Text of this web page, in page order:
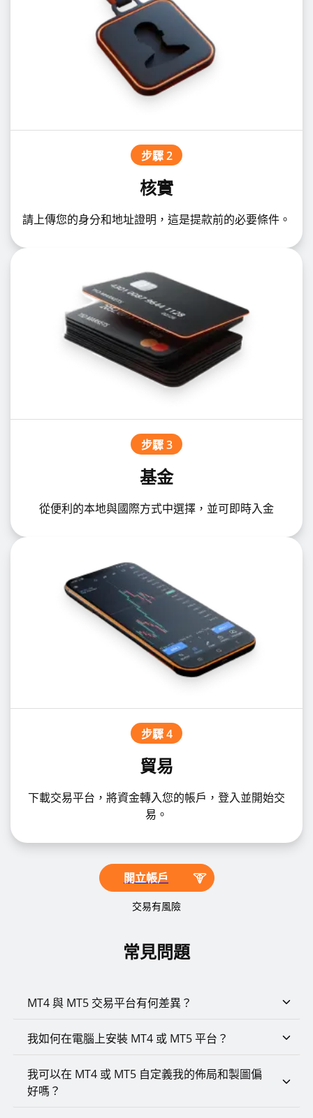
步驟 2
核實
請上傳您的身分和地址證明，這是提款前的必要條件。
步驟 3
基金
從便利的本地與國際方式中選擇，並可即時入金
步驟 4
貿易
下載交易平台，將資金轉入您的帳戶，登入並開始交
易。
開立帳戶
交易有風險
常見問題
MT4 與 MT5 交易平台有何差異？
我如何在電腦上安裝 MT4 或 MT5 平台？
我可以在 MT4 或 MT5 自定義我的佈局和製圖偏
好嗎？